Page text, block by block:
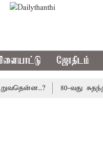
ஜோதிடம்
80-வது